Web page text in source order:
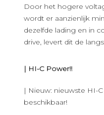
Door het hogere
wordt er aanzienlijk
dezelfde lading en in
drive, levert dit de
| HI-C Power!!
| Nieuw: nieuwste HI-
beschikbaar!